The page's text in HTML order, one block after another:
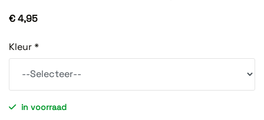
€ 4,95
Kleur *
in voorraad